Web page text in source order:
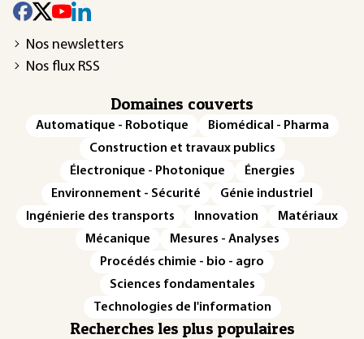
Nos newsletters
Nos flux RSS
Domaines couverts
Automatique - Robotique
Biomédical - Pharma
Construction et travaux publics
Électronique - Photonique
Énergies
Environnement - Sécurité
Génie industriel
Ingénierie des transports
Innovation
Matériaux
Mécanique
Mesures - Analyses
Procédés chimie - bio - agro
Sciences fondamentales
Technologies de l'information
Recherches les plus populaires